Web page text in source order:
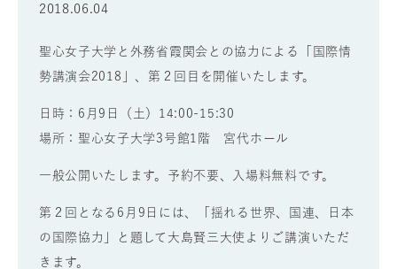
2018.06.04
聖心女子大学と外務省霞関会との協力による「国際情
勢講演会2018 」、第２回目を開催いたします。
日時： 6 月 9 日（土） 14:00-15:30
場所：聖心女子大学 3 号館1 階 宮代ホール
一般公開いたします。予約不要、入場料無料です。
第２回となる 6 月 9 日には、
「揺れる世界、国連、日本
の国際協力」
と題して大島賢三大使よりご講演いただ
きます。